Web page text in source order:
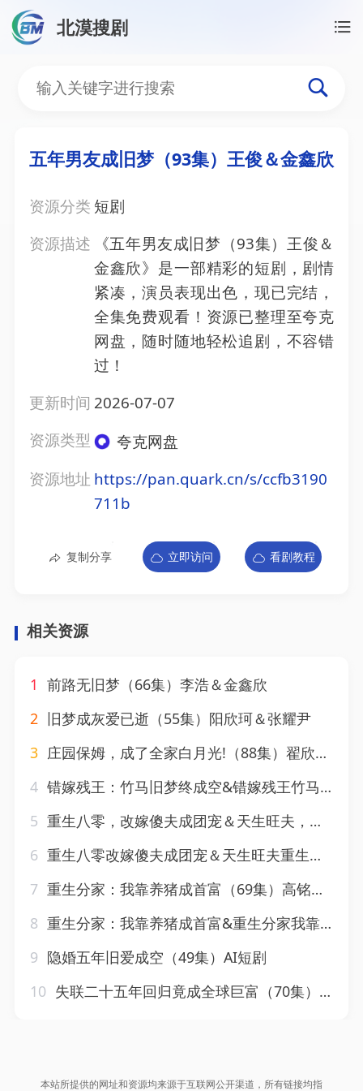
北漠搜剧
五年男友成旧梦（93集）
五年男友成旧梦（93集）王俊＆金鑫欣
资源分类 短剧
资源描述
《五年男友成旧梦（93集）王俊＆
金鑫欣》是一部精彩的短剧，剧情
紧凑，演员表现出色，现已完结，
全集免费观看！资源已整理至夸克
网盘，随时随地轻松追剧，不容错
过！
更新时间 2026-07-07
资源类型
夸克网盘
资源地址 https://pan.quark.cn/s/ccfb3190
711b
复制分享 立即访问 看剧教程
相关资源
1 前路无旧梦（66集）李浩＆金鑫欣
2 旧梦成灰爱已逝（55集）阳欣珂＆张耀尹
3 庄园保姆，成了全家白月光!（88集）翟欣然&高铭屿
4 错嫁残王：竹马旧梦终成空&错嫁残王竹马旧梦终成空（84集）AI短剧
5 重生八零，改嫁傻夫成团宠＆天生旺夫，重生改嫁成团宠&重生八零改嫁傻夫成团宠＆天生旺夫重生改嫁成团宠（76集）韦若辰＆翟欣然
6 重生八零改嫁傻夫成团宠＆天生旺夫重生改嫁成团宠（76集）韦若辰＆翟欣然
7 重生分家：我靠养猪成首富（69集）高铭屿＆李瑞欣
8 重生分家：我靠养猪成首富&重生分家我靠养猪成首富（69集）高铭屿＆李瑞欣
9 隐婚五年旧爱成空（49集）AI短剧
10 失联二十五年回归竟成全球巨富（70集）AI短剧
本站所提供的网址和资源均来源于互联网公开渠道，所有链接均指